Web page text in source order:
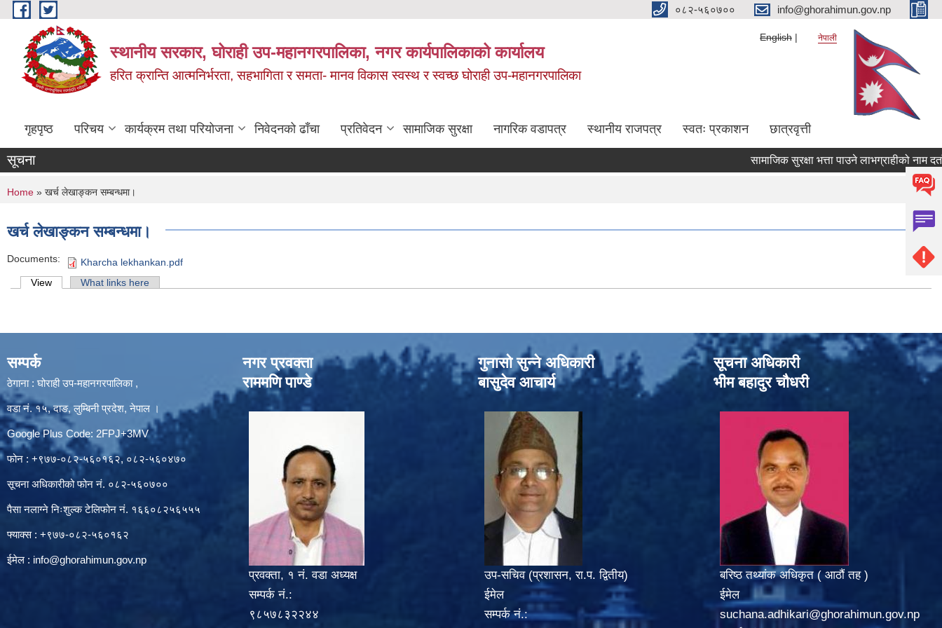
Skip to main content ०८२-५६०७०० info@ghorahimun.gov.np
स्थानीय सरकार, घोराही उप-महानगरपालिका, नगर कार्यपालिकाको कार्यालय
हरित क्रान्ति आत्मनिर्भरता, सहभागिता र समता- मानव विकास स्वस्थ र स्वच्छ घोराही उप-महानगरपालिका
English नेपाली
गृहपृष्ठ परिचय कार्यक्रम तथा परियोजना निवेदनको ढाँचा प्रतिवेदन सामाजिक सुरक्षा नागरिक वडापत्र स्थानीय राजपत्र स्वतः प्रकाशन छात्रवृत्ती
सूचना सामाजिक सुरक्षा भत्ता पाउने लाभग्राहीको नाम
You are here
Home » खर्च लेखाङ्‍कन सम्बन्धमा।
खर्च लेखाङ्‍कन सम्बन्धमा।
Documents: Kharcha lekhankan.pdf
Primary tabs
View (active tab)What links here
सम्पर्क
ठेगाना : घोराही उप-महानगरपालिका ,
वडा नं. १५, दाङ, लुम्बिनी प्रदेश, नेपाल ।
Google Plus Code: 2FPJ+3MV
फोन : +९७७-०८२-५६०१६२, ०८२-५६०४७०
सूचना अधिकारीको फोन नं. ०८२-५६०७००
पैसा नलाग्ने निःशुल्क टेलिफोन नं. १६६०८२५६५५५
फ्याक्स : +९७७-०८२-५६०१६२
ईमेल : info@ghorahimun.gov.np
नगर प्रवक्ता
राममणि पाण्डे
प्रवक्ता, १ नं. वडा अध्यक्ष
सम्पर्क नं.:
९८५७८३२२४४
गुनासो सुन्‍ने अधिकारी
बासुदेव आचार्य
उप-सचिव (प्रशासन, रा.प. द्वितीय)
ईमेल
सम्पर्क नं.:
सूचना अधिकारी
भीम बहादुर चौधरी
बरिष्ठ तथ्यांक अधिकृत ( आठौं तह )
ईमेल
suchana.adhikari@ghorahimun.gov.np